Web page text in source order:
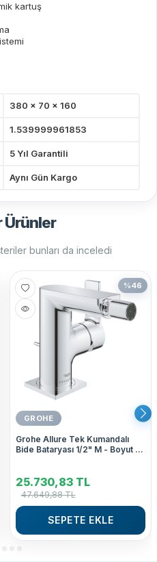
kartuş
380 x 70 x 160
1.539999961853
5 Yıl Garantili
Aynı Gün Kargo
Ürünler
bunları da inceledi
%46
GROHE
Grohe Allure Tek Kumandalı
Bide Bataryası 1/2" M - Boyut -
25.730,83TL
47.649,88TL
SEPETE EKLE